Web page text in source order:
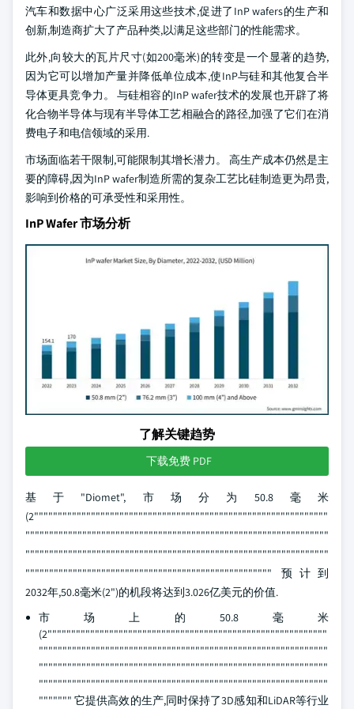
汽车和数据中心广泛采用这些技术,促进了InP wafers的生产和
创新,制造商扩大了产品种类,以满足这些部门的性能需求。
此外,向较大的瓦片尺寸(如200毫米)的转变是一个显著的趋势,
因为它可以增加产量并降低单位成本,使InP与硅和其他复合半
导体更具竞争力。 与硅相容的InP wafer技术的发展也开辟了将
化合物半导体与现有半导体工艺相融合的路径,加强了它们在消
费电子和电信领域的采用.
市场面临若干限制,可能限制其增长潜力。 高生产成本仍然是主
要的障碍,因为InP wafer制造所需的复杂工艺比硅制造更为昂贵,
影响到价格的可承受性和采用性。
InP Wafer 市场分析
了解关键趋势
下载免费 PDF
基于"Diomet",市场分为50.8毫米
(2""""""""""""""""""""""""""""""""""""""""""""""""""""""""""""""
""""""""""""""""""""""""""""""""""""""""""""""""""""""""""""""""
""""""""""""""""""""""""""""""""""""""""""""""""""""""""""""""""
"""""""""""""""""""""""""""""""""""""""""""""""""""" 预计到
2032年,50.8毫米(2")的机段将达到3.026亿美元的价值.
市场上的50.8毫米
(2"""""""""""""""""""""""""""""""""""""""""""""""""""""""""""
"""""""""""""""""""""""""""""""""""""""""""""""""""""""""""""
"""""""""""""""""""""""""""""""""""""""""""""""""""""""""""""
"""""""""""""""""""""""""""""""""""""""""""""""""""""""""""""
""""""" 它提供高效的生产,同时保持了3D感知和LiDAR等行业